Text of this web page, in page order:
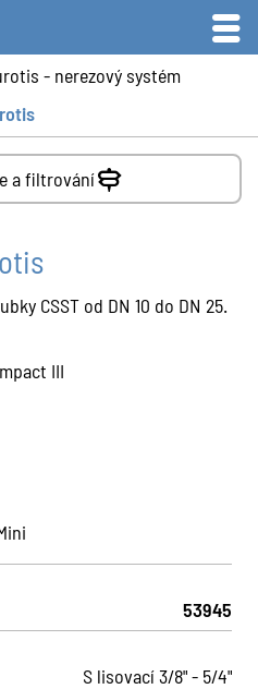
- nerezový systém
a filtrování
CSST od DN 10 do DN 25.
III
53945
S lisovací 3/8" - 5/4"